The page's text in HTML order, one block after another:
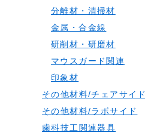
分離材・清掃材
金属・合金線
研削材・研磨材
マウスガード関連
印象材
その他材料/チェアサイド
その他材料/ラボサイド
歯科技工関連器具